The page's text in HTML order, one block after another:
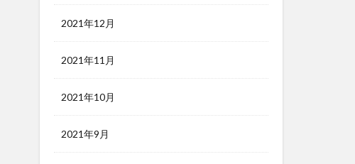
2021年12月
2021年11月
2021年10月
2021年9月